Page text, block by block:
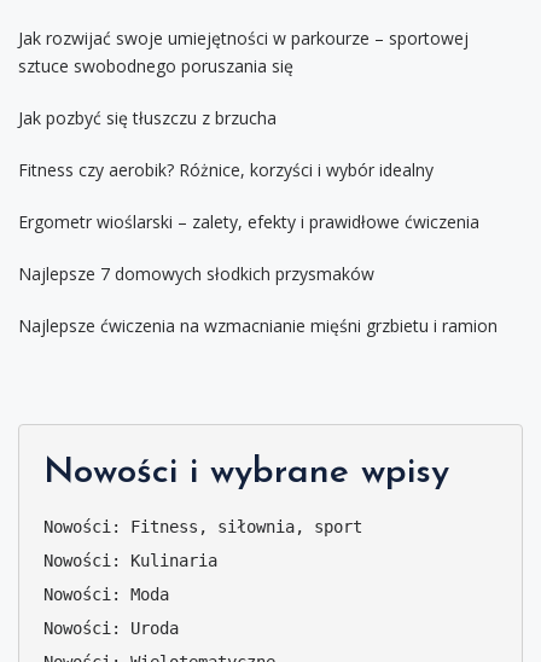
Jak rozwijać swoje umiejętności w parkourze – sportowej
sztuce swobodnego poruszania się
Jak pozbyć się tłuszczu z brzucha
Fitness czy aerobik? Różnice, korzyści i wybór idealny
Ergometr wioślarski – zalety, efekty i prawidłowe ćwiczenia
Najlepsze 7 domowych słodkich przysmaków
Najlepsze ćwiczenia na wzmacnianie mięśni grzbietu i ramion
Nowości i wybrane wpisy
Nowości: Fitness, siłownia, sport
Nowości: Kulinaria
Nowości: Moda
Nowości: Uroda